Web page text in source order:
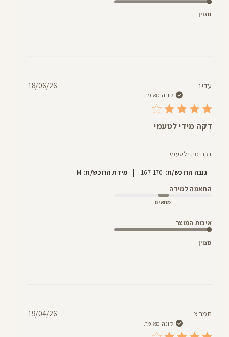
מצוין
עדי נ.
קונה מאומת
דקה מידי לטעמי
דקה מידי לטעמי
גובה הרוכש/ת: 167-170 מידת הרוכש/ת: M
התאמה למידה
מתאים
איכות המוצר
מצוין
תאריך18/06/26
תמר צ.
קונה מאומת
19/04/26